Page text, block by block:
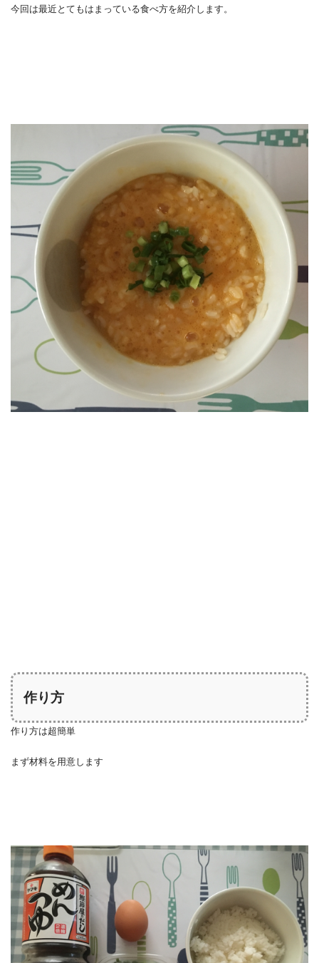
今回は最近とてもはまっている食べ方を紹介します。
作り方
作り方は超簡単
まず材料を用意します